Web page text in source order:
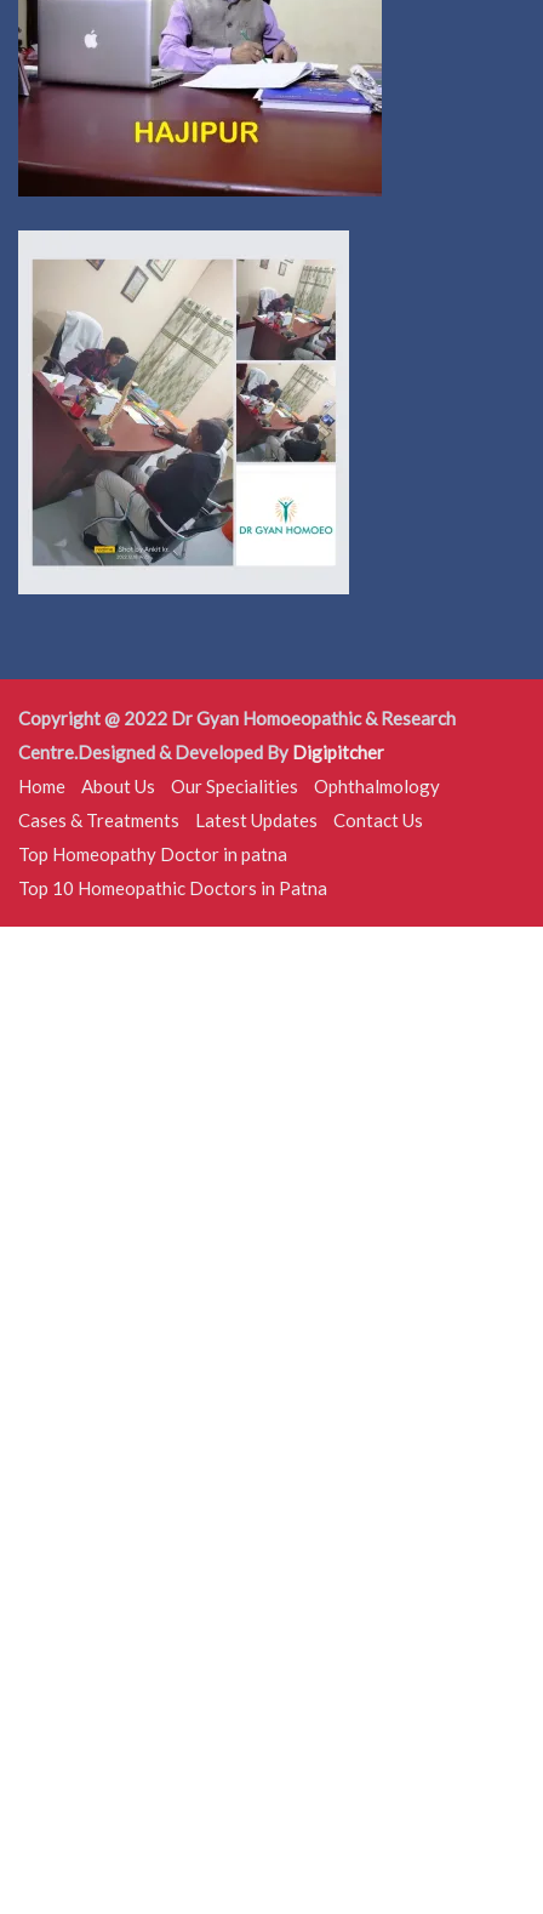
Copyright @ 2022 Dr Gyan Homoeopathic & Research
Centre.Designed & Developed By Digipitcher
Home
About Us Our Specialities
Ophthalmology
Cases & Treatments
Latest Updates
Contact Us
Top Homeopathy Doctor in patna
Top 10 Homeopathic Doctors in Patna